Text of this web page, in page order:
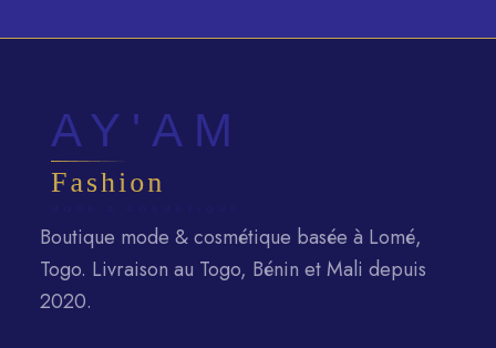
Boutique mode & cosmétique basée à Lomé,
Togo. Livraison au Togo, Bénin et Mali depuis
2020.